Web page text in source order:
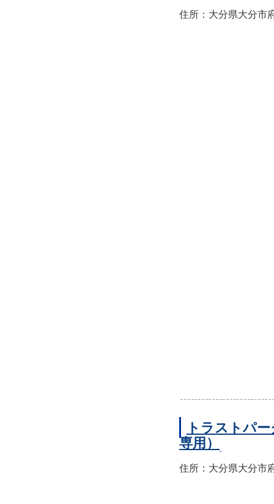
住所：大分県大分市
トラストパ
専用）
住所：大分県大分市